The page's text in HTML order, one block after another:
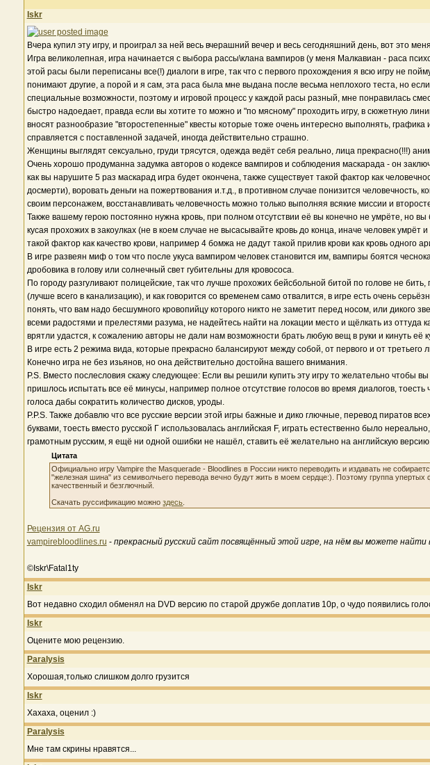
Iskr
Вчера купил эту игру, и проиграл за ней весь вчерашний вечер и весь сегодняшний день, вот это
Игра великолепная, игра начинается с выбора рассы\клана вампиров (у меня Малкавиан - раса
этой расы были переписаны все(!) диалоги в игре, так что с первого прохождения я всю игру не
понимают другие, а порой и я сам, эта раса была мне выдана после весьма неплохого теста, но
специальные возможности, поэтому и игровой процесс у каждой расы разный, мне понравилась
быстро надоедает, правда если вы хотите то можно и "по мясному" проходить игру, в сюжетную
вносят разнообразие "второстепенные" квесты которые тоже очень интересно выполнять,
справляется с поставленной задачей, иногда действительно страшно.
Женщины выглядят сексуально, груди трясутся, одежда ведёт себя реально, лица прекрасно(!!!)
Очень хорошо продуманна задумка авторов о кодексе вампиров и соблюдения маскарада - он
как вы нарушите 5 раз маскарад игра будет окончена, также существует такой фактор как
досмерти), воровать деньги на пожертвования и.т.д., в противном случае понизится
своим персонажем, восстанавливать человечность можно только выполняя всякие миссии и
Также вашему герою постоянно нужна кровь, при полном отсутствии её вы конечно не умрёте, но
кусая прохожих в закоулках (не в коем случае не высасывайте кровь до конца, иначе человек
такой фактор как качество крови, например 4 бомжа не дадут такой прилив крови как кровь одного
В игре развеян миф о том что после укуса вампиром человек становится им, вампиры боятся
дробовика в голову или солнечный свет губительны для кровососа.
По городу разгуливают полицейские, так что лучше прохожих бейсбольной битой по голове не
(лучше всего в канализацию), и как говорится со временем само отвалится, в игре есть очень
понять, что вам надо бесшумного кровопийцу которого никто не заметит перед носом, или
всеми радостями и прелестями разума, не надейтесь найти на локации место и щёлкать из
врятли удастся, к сожалению авторы не дали нам возможности брать любую вещ в руки и кинуть её
В игре есть 2 режима вида, которые прекрасно балансируют между собой, от первого и от
Конечно игра не без изьянов, но она действительно достойна вашего внимания.
P.S. Вместо послесловия скажу следующее: Если вы решили купить эту игру то желательно чтобы
пришлось испытать все её минусы, например полное отсутствие голосов во время диалогов,
голоса дабы сократить количество дисков, уроды.
P.P.S. Также добавлю что все русские версии этой игры бажные и дико глючные, перевод пиратов
буквами, тоесть вместо русской Г использовалась английская F, играть естественно было
грамотным русским, я ещё ни одной ошибки не нашёл, ставить её желательно на английскую
Цитата
Официально игру Vampire the Masquerade - Bloodlines в России никто переводить и издавать не
"железная шина" из семиволчьего перевода вечно будут жить в моем сердце:). Поэтому группа
качественный и безглючный.
Скачать руссификацию можноздесь
Рецензия от AG.ru
vampirebloodlines.ru - прекрасный русский сайт посвящённый этой игре, на нём вы можете
©Iskr\Fatal1ty
Iskr
Вот недавно сходил обменял на DVD версию по старой дружбе доплатив 10р, о чудо появились
Iskr
Оцените мою рецензию.
Paralysis
Хорошая,только слишком долго грузится
Iskr
Хахаха, оценил :)
Paralysis
Мне там скрины нравятся...